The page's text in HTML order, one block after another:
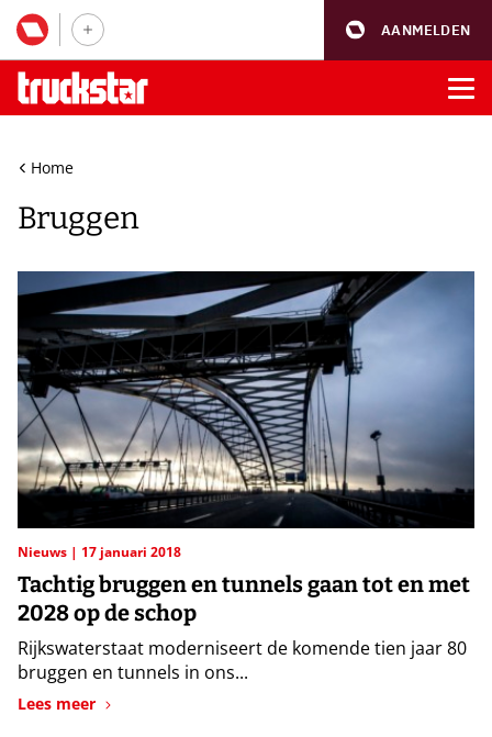
AANMELDEN
Home
Bruggen
Nieuws 17 januari 2018
Tachtig bruggen en tunnels gaan tot en met
2028 op de schop
Rijkswaterstaat moderniseert de komende tien jaar 80
bruggen en tunnels in ons...
Lees meer